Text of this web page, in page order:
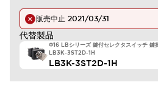
販売中止 2021/03/31
代替製品
Φ16 LBシリーズ 鍵付セレクタスイッチ
LB3K-3ST2D-1H
LB3K-3ST2D-1H